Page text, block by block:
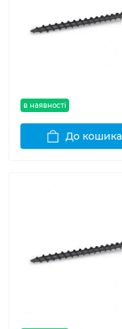
в наявності
До кошика